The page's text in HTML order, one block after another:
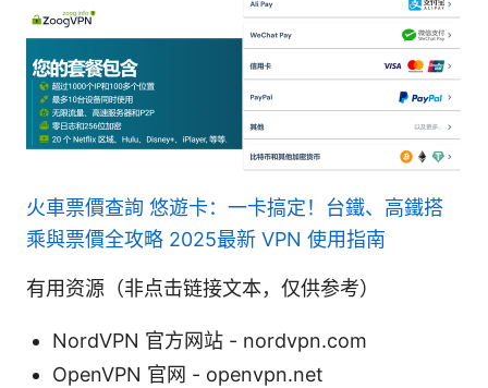
火車票價查詢 悠遊卡：一卡搞定！台鐵、高鐵搭
乘與票價全攻略 2025最新 VPN 使用指南
有用资源（非点击链接文本，仅供参考）
NordVPN 官方网站 - nordvpn.com
OpenVPN 官网 - openvpn.net